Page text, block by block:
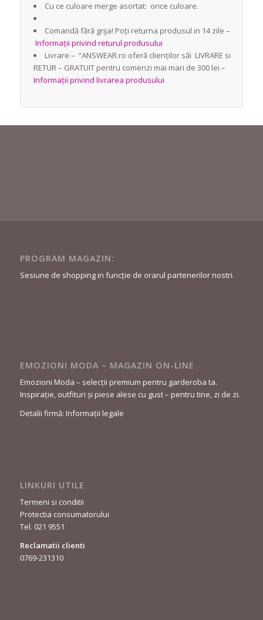
Cu ce culoare merge asortat: orice culoare.
Comandă fără grija! Poți returna produsul in 14 zile –
Informații privind returul produsului
Livrare – “ANSWEAR.ro oferă clienților săi LIVRARE si
RETUR – GRATUIT pentru comenzi mai mari de 300 lei –
Informații privind livrarea produsului
PROGRAM MAGAZIN:
Sesiune de shopping in funcție de orarul partenerilor nostri.
EMOZIONI MODA – MAGAZIN ON-LINE
Emozioni Moda – selecții premium pentru garderoba ta.
Inspirație, outfituri și piese alese cu gust – pentru tine, zi de zi.
Detalii firmă: Informații legale
LINKURI UTILE
Termeni si conditii
Protectia consumatorului
Tel. 021 9551
Reclamatii clienti
0769-231310